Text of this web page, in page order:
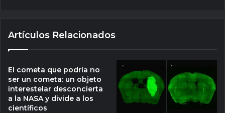
Artículos Relacionados
El cometa que podría no
ser un cometa: un objeto
interestelar desconcierta
a la NASA y divide a los
científicos